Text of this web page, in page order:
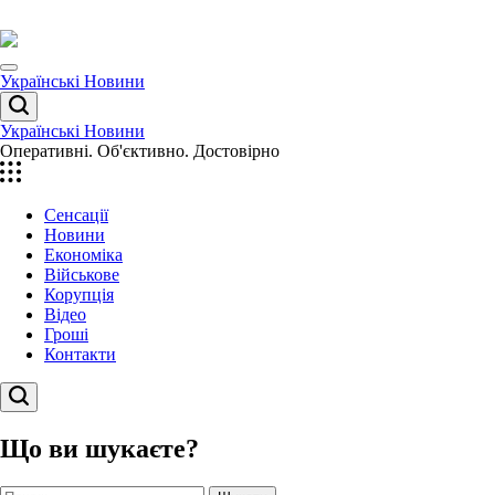
до
вмісту
Menu
Українські Новини
Пошук
Українські Новини
Оперативні. Об'єктивно. Достовірно
Сенсації
Новини
Економіка
Військове
Корупція
Відео
Гроші
Контакти
Пошук
Що ви шукаєте?